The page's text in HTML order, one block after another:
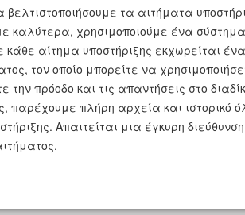
βελτιστοποιήσουμε τα αιτήματα
καλύτερα, χρησιμοποιούμε ένα
κάθε αίτημα υποστήριξης εκχωρείται
τον οποίο μπορείτε να
την πρόοδο και τις απαντήσεις στο
παρέχουμε πλήρη αρχεία και ιστορικό
Απαιτείται μια έγκυρη